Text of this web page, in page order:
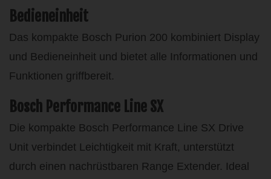
Bedieneinheit
Das kompakte Bosch Purion 200 kombiniert Display
und Bedieneinheit und bietet alle Informationen und
Funktionen griffbereit.
Bosch Performance Line SX
Die kompakte Bosch Performance Line SX Drive
Unit verbindet Leichtigkeit mit Kraft, unterstützt
durch einen nachrüstbaren Range Extender. Ideal